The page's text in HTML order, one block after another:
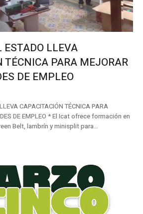
ESTADO LLEVA
TÉCNICA PARA MEJORAR
DE EMPLEO
CAPACITACIÓN TÉCNICA PARA
El Icat ofrece formación en
Belt, lambrín y minisplit para...